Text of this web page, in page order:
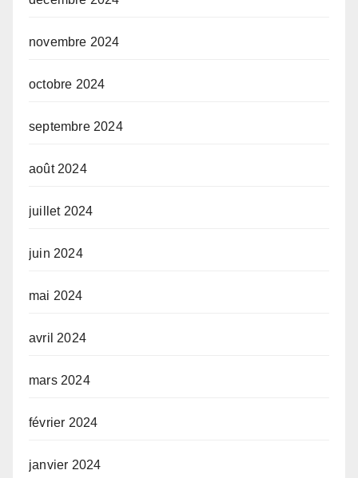
novembre 2024
octobre 2024
septembre 2024
août 2024
juillet 2024
juin 2024
mai 2024
avril 2024
mars 2024
février 2024
janvier 2024